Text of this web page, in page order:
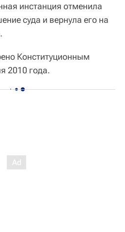
инстанция отменила
суда и вернула его на
Конституционным
2010 года.